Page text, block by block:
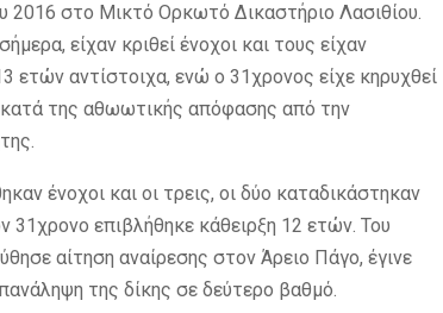
2016 στο Μικτό Ορκωτό Δικαστήριο Λασιθίου.
είχαν κριθεί ένοχοι και τους είχαν
ετών αντίστοιχα, ενώ ο 31χρονος είχε κηρυχθεί
της αθωωτικής απόφασης από την
ένοχοι και οι τρεις, οι δύο καταδικάστηκαν
31χρονο επιβλήθηκε κάθειρξη 12 ετών. Του
αίτηση αναίρεσης στον Άρειο Πάγο, έγινε
της δίκης σε δεύτερο βαθμό.